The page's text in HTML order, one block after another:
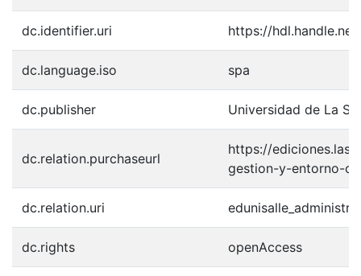
dc.identifier.uri https://
dc.language.iso spa
dc.publisher Universidad de La
dc.relation.purchaseurl
https://
gestion-y-entorno-
dc.relation.uri
dc.rights openAccess